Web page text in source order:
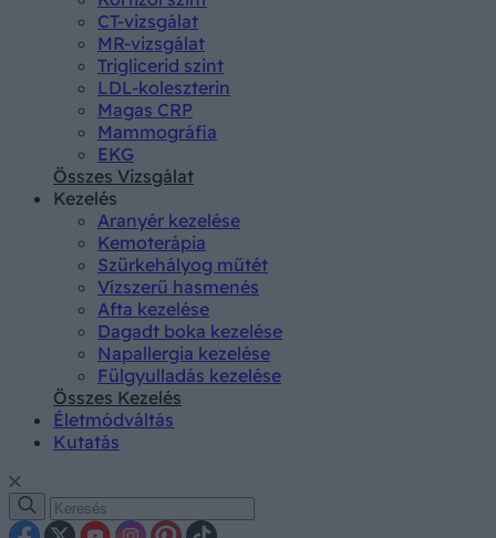
CT-vizsgálat
MR-vizsgálat
Triglicerid szint
LDL-koleszterin
Magas CRP
Mammográfia
EKG
Összes Vizsgálat
Kezelés
Aranyér kezelése
Kemoterápia
Szürkehályog műtét
Vízszerű hasmenés
Afta kezelése
Dagadt boka kezelése
Napallergia kezelése
Fülgyulladás kezelése
Összes Kezelés
Életmódváltás
Kutatás